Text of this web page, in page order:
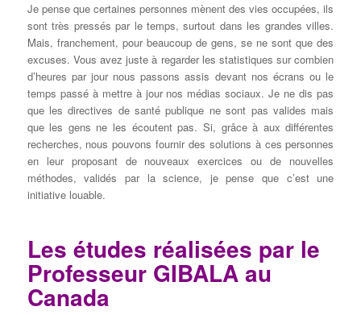
Je pense que certaines personnes mènent des vies occupées, ils
sont très pressés par le temps, surtout dans les grandes villes.
Mais, franchement, pour beaucoup de gens, se ne sont que des
excuses. Vous avez juste à regarder les statistiques sur combien
d’heures par jour nous passons assis devant nos écrans ou le
temps passé à mettre à jour nos médias sociaux. Je ne dis pas
que les directives de santé publique ne sont pas valides mais
que les gens ne les écoutent pas. Si, grâce à aux différentes
recherches, nous pouvons fournir des solutions à ces personnes
en leur proposant de nouveaux exercices ou de nouvelles
méthodes, validés par la science, je pense que c’est une
initiative louable.
Les études réalisées par le
Professeur GIBALA au
Canada